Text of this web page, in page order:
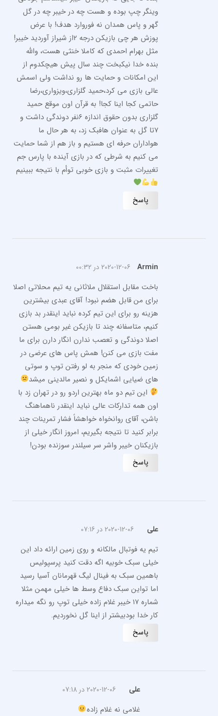
وینگر چپ بوده و هست چه در خیبر چه در گل
گهر و پاس همدان نه فوروارد هدف! با عرض
پوزش هر چی بازیکن درجه ۲از شیراز آوردید خیبر!
مثل بهرام احمدی که کاملا خنثی هست، والله
بنده خدا نیکبخت چند سال پیش هیچکدوم از
این امکانات و حمایت ها رو نداشت ولی اسمش
عالی بازی می کرد،حمید گلزاری،ویزواری،رضا
حاتمی کجا اینا کجا! به قرآن اون موقع حمید
گلزاری بدون حقوق اندازه ۶نفر دوندگی داشت و
۷تا گل به عنوان هافبک زد، به هر حال ما
هواداران حرفه ای هستیم و باز هم از شما حمایت
می کنیم به شرطی که در بازی آینده با پارس جم
تغییرات مثبت و بازی خوبی توأم با نتیجه ببینیم
پاسخ
Armin 2020-12-06 در 00:32
باخت مقابل استقلال ملاثانی یه تیم محلاتی اصلا
برای من قابل هضم نبود! آقای عبدی بیشترین
هزینه رو برای این تیم کرده نباید اینقدر بد بازی
کنیم، متاسفانه چند تا بازیکن غیر بومی هستن
اصلا دوندگی و تعصب ندارن انگار دارن برای ما
مفت بازی می کنن! همش پاس های عرضی در
زمین خودی که منجر به لو رفتن توپ و سوتی
های ضیایی اشمایکل و نصیر مالدینی میشد
این تیم دو ماه بهترین اردو رو در تهران زد با
اون همه تدارکات عالی نباید اینقدر ناهماهنگ
باشن، آقای روانخواه خواهشاً فشار تمرینات چند
برابر کنید تا نتیجه بگیریم، امروز انگار خیلی از
بازیکنان خیبر واشر سر سیلندر سوزنده بودن!
پاسخ
علی 2020-12-06 در 07:16
تیم یه فوتبال مالکانه و روی زمین ارائه داد این
خیلی سبک خوبیه اگه دقت کنید پرسپولیس
باهمین سبک به فینال لیگ قهرمانان آسیا رسید
اما تواین سبک دفاع وسط ها خیلی مهمن مثلا
شماره ۱۷ خیبر غلام زاده خیلی توپ رو نگه میداره
کار خدا بودبیشتر از اینا گل نخوردیم.
پاسخ
علی 2020-12-06 در 07:18
غلامی نه غلام زاده